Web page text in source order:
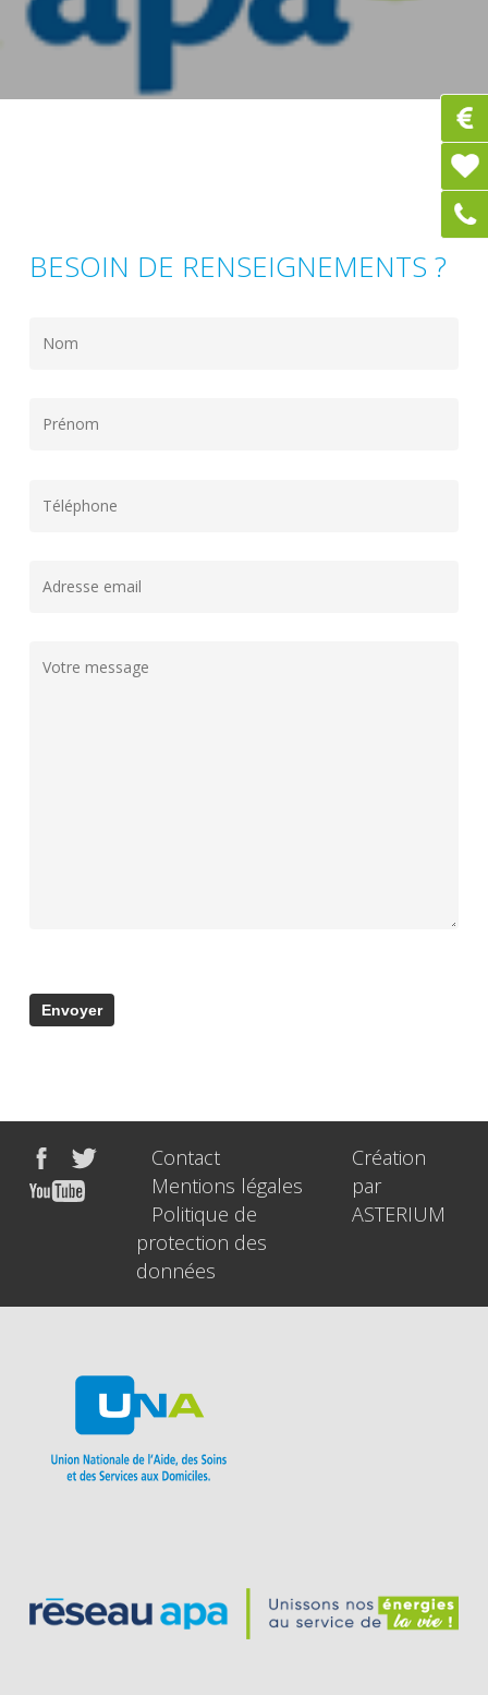
BESOIN DE RENSEIGNEMENTS ?
Contact
Mentions légales
Politique de
protection des
données
Création
par
ASTERIUM